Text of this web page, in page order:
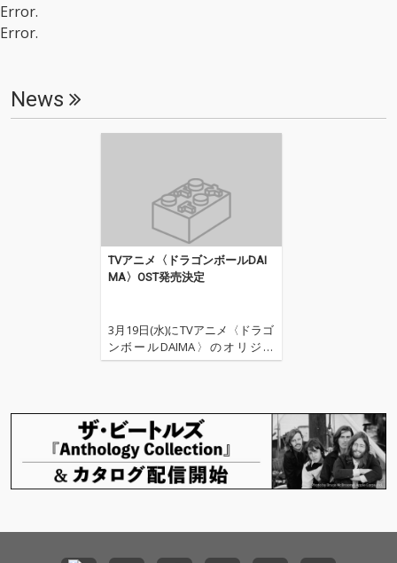
Error.
Error.
News
TVアニメ〈ドラゴンボールDAI
MA〉OST発売決定
3月19日(水)にTVアニメ〈ドラゴ
ンボールDAIMA〉のオリジナ
ル・サウンドトラックが発売決
て、本日2月9日(日)0時より第17
話のBGMとしてオンエアされた
「バトルスタート」の先行配信
が開始。